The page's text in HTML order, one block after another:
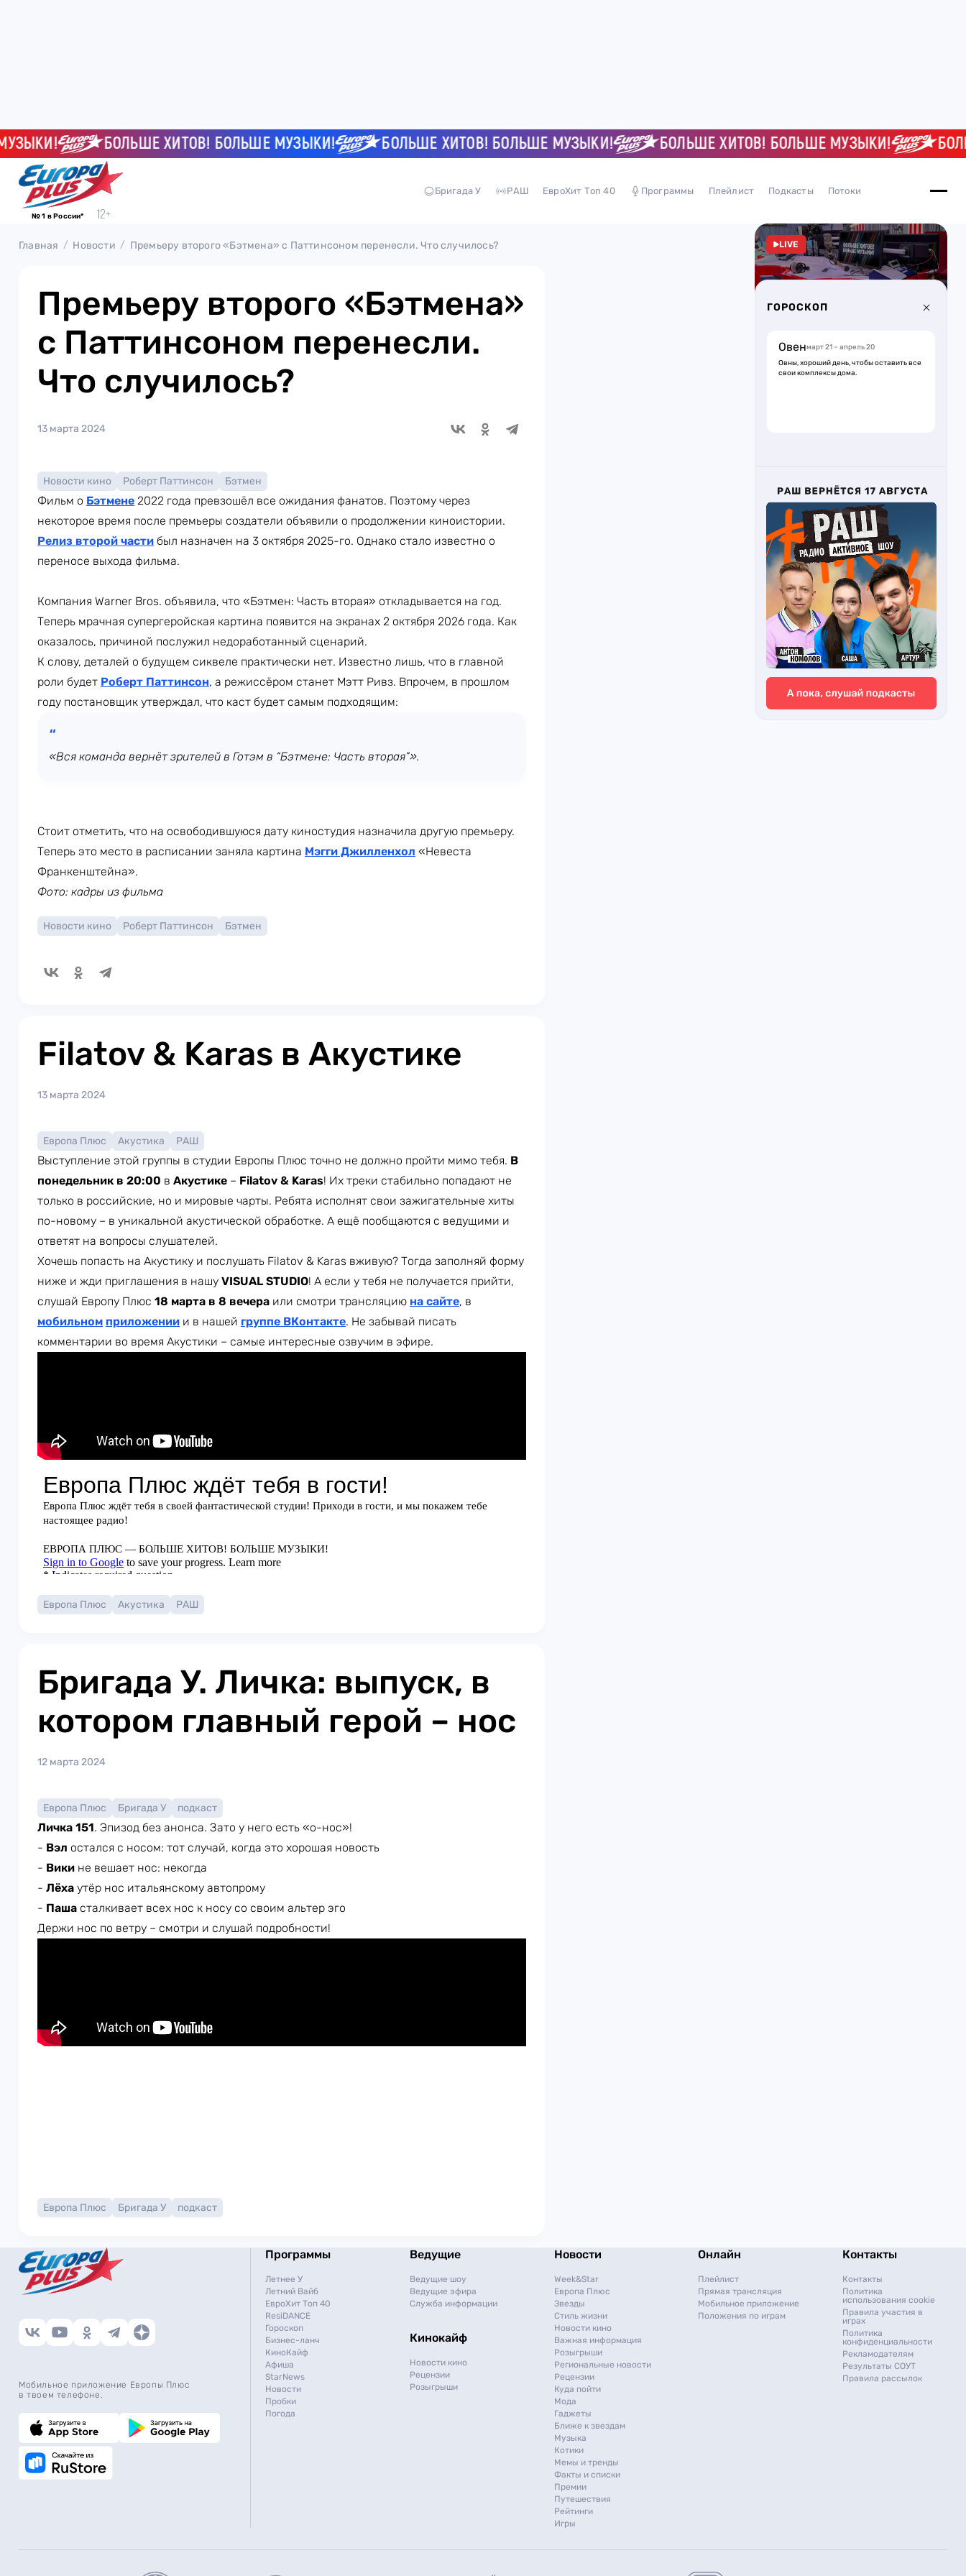
БОЛЬШЕ ХИТОВ! БОЛЬШЕ МУЗЫКИ! БОЛЬШЕ ХИТОВ! БОЛЬШЕ МУЗЫКИ! БОЛЬШЕ ХИТОВ! БОЛЬШЕ МУЗЫКИ!
№ 1 в России*
Бригада У РАШ ЕвроХит Топ 40 Программы Плейлист Подкасты Потоки
Главная Новости Премьеру второго «Бэтмена» с Паттинсоном перенесли. Что случилось?
Премьеру второго «Бэтмена»
с Паттинсоном перенесли.
Что случилось?
13 марта 2024
Новости кино Роберт Паттинсон Бэтмен
Фильм о Бэтмене 2022 года превзошёл все ожидания фанатов. Поэтому через
некоторое время после премьеры создатели объявили о продолжении киноистории.
Релиз второй части был назначен на 3 октября 2025-го. Однако стало известно о
переносе выхода фильма.
Компания Warner Bros. объявила, что «Бэтмен: Часть вторая» откладывается на год.
Теперь мрачная супергеройская картина появится на экранах 2 октября 2026 года. Как
оказалось, причиной послужил недоработанный сценарий.
К слову, деталей о будущем сиквеле практически нет. Известно лишь, что в главной
роли будет Роберт Паттинсон, а режиссёром станет Мэтт Ривз. Впрочем, в прошлом
году постановщик утверждал, что каст будет самым подходящим:
«Вся команда вернёт зрителей в Готэм в “Бэтмене: Часть вторая”».
Стоит отметить, что на освободившуюся дату киностудия назначила другую премьеру.
Теперь это место в расписании заняла картина Мэгги Джилленхол «Невеста
Франкенштейна».
Фото: кадры из фильма
Новости кино Роберт Паттинсон Бэтмен
Filatov & Karas в Акустике
13 марта 2024
Европа Плюс Акустика РАШ
Выступление этой группы в студии Европы Плюс точно не должно пройти мимо тебя. В
понедельник в 20:00 в Акустике – Filatov & Karas! Их треки стабильно попадают не
только в российские, но и мировые чарты. Ребята исполнят свои зажигательные хиты
по-новому – в уникальной акустической обработке. А ещё пообщаются с ведущими и
ответят на вопросы слушателей.
Хочешь попасть на Акустику и послушать Filatov & Karas вживую? Тогда заполняй форму
ниже и жди приглашения в нашу VISUAL STUDIO! А если у тебя не получается прийти,
слушай Европу Плюс 18 марта в 8 вечера или смотри трансляцию на сайте, в
мобильном приложении и в нашей группе ВКонтакте. Не забывай писать
комментарии во время Акустики – самые интересные озвучим в эфире.
Европа Плюс Акустика РАШ
Бригада У. Личка: выпуск, в
котором главный герой – нос
12 марта 2024
Европа Плюс Бригада У подкаст
Личка 151. Эпизод без анонса. Зато у него есть «о-нос»!
- Вэл остался с носом: тот случай, когда это хорошая новость
- Вики не вешает нос: некогда
- Лёха утёр нос итальянскому автопрому
- Паша сталкивает всех нос к носу со своим альтер эго
Держи нос по ветру – смотри и слушай подробности!
Европа Плюс Бригада У подкаст
LIVE
ГОРОСКОП
Овенмарт 21 – апрель 20
Овны, хороший день, чтобы оставить все
свои комплексы дома.
Мобильное приложение Европы Плюс
в твоем телефоне.
Программы
Летнее У
Летний Вайб
ЕвроХит Топ 40
ResiDANCE
Гороскоп
Бизнес-ланч
КиноКайф
Афиша
StarNews
Новости
Пробки
Погода
Ведущие
Ведущие шоу
Ведущие эфира
Служба информации
Кинокайф
Новости кино
Рецензии
Розыгрыши
Новости
Week&Star
Европа Плюс
Звезды
Стиль жизни
Новости кино
Важная информация
Розыгрыши
Региональные новости
Рецензии
Куда пойти
Мода
Гаджеты
Ближе к звездам
Музыка
Котики
Мемы и тренды
Факты и списки
Премии
Путешествия
Рейтинги
Игры
Онлайн
Плейлист
Прямая трансляция
Мобильное приложение
Положения по играм
Контакты
Контакты
Политика
использования cookie
Правила участия в
играх
Политика
конфиденциальности
Рекламодателям
Результаты СОУТ
Правила рассылок